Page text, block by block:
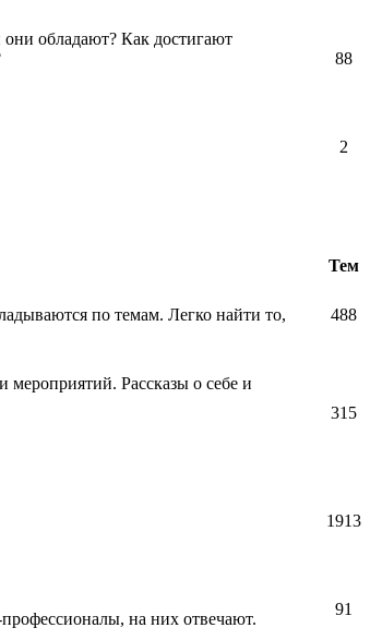
обладают? Как достигают
88
2
Тем
по темам. Легко найти то,
488
Рассказы о себе и
315
1913
на них отвечают.
91